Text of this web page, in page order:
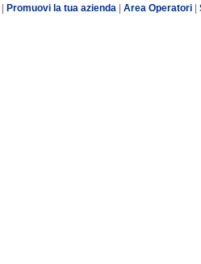
Promuovi la tua azienda Area Operatori